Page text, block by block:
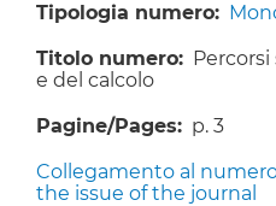
Tipologia numero
Titolo numero
e del calcolo
Pagine/Pages
p. 3
Collegamento al
the issue of the journal